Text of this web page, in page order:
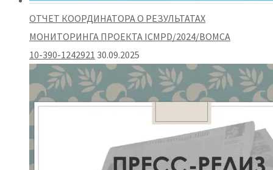
ОТЧЕТ КООРДИНАТОРА О РЕЗУЛЬТАТАХ
МОНИТОРИНГА ПРОЕКТА ICMPD/2024/BOMCA
10-390-1242921 30.09.2025